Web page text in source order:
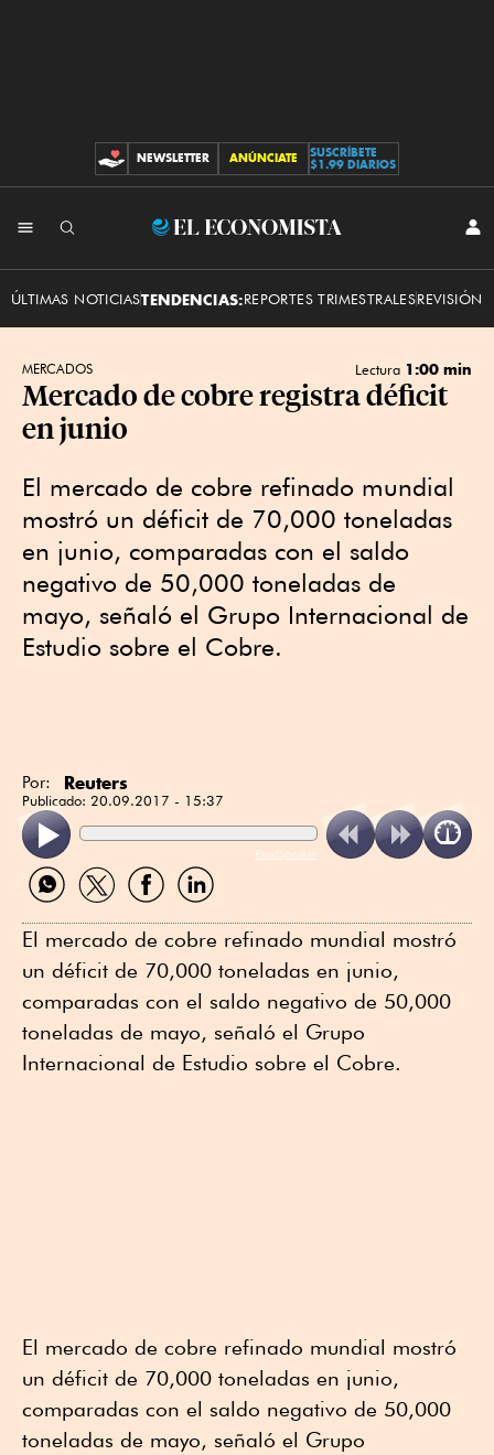
CONTRIBUCIONES
NEWSLETTER ANÚNCIATE
SUSCRÍBETE
$1.99 DIARIOS
El
ÚLTIMAS NOTICIASTENDENCIAS:REPORTES TRIMESTRALESREVISIÓN
MERCADOS Lectura 1:00 min
Mercado de cobre registra déficit
en junio
El mercado de cobre refinado mundial
mostró un déficit de 70,000 toneladas
en junio, comparadas con el saldo
negativo de 50,000 toneladas de
mayo, señaló el Grupo Internacional de
Estudio sobre el Cobre.
Por: Reuters
Publicado: 20.09.2017 - 15:37
ReadSpeaker
Compartir
por
Compartir
por
Compartir
por
Compartir
por
El mercado de cobre refinado mundial mostró
un déficit de 70,000 toneladas en junio,
comparadas con el saldo negativo de 50,000
toneladas de mayo, señaló el Grupo
Internacional de Estudio sobre el Cobre.
El mercado de cobre refinado mundial mostró
un déficit de 70,000 toneladas en junio,
comparadas con el saldo negativo de 50,000
toneladas de mayo, señaló el Grupo